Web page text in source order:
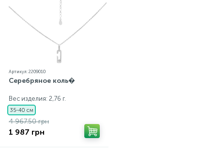
Артикул: 2209010
Серебряное коль�
Вес изделия: 2,76 г.
35-40 см
4 967.50 грн
1 987 грн